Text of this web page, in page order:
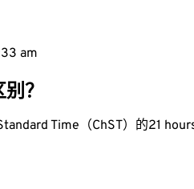
am
？
Time（ChST）的21